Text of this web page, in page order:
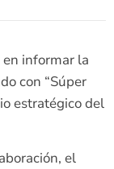
en informar la
con “Súper
estratégico del
el